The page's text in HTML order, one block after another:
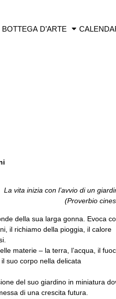
BOTTEGA D’ARTE
La vita inizia con l’avvio di un
(Proverbio
della sua larga gonna. Evoca
il richiamo della pioggia, il calore
materie – la terra, l’acqua, il
suo corpo nella delicata
del suo giardino in miniatura
di una crescita futura.